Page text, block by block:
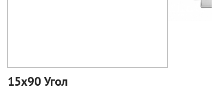
15х90 Угол